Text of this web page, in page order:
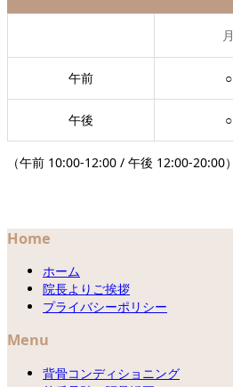
月
午前 ○
午後 ○
（午前 10:00-12:00 / 午後 12:00-20:00）
Home
ホーム
院長よりご挨拶
プライバシーポリシー
Menu
背骨コンディショニング